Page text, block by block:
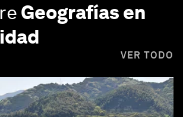
Geografías en
VER TODO